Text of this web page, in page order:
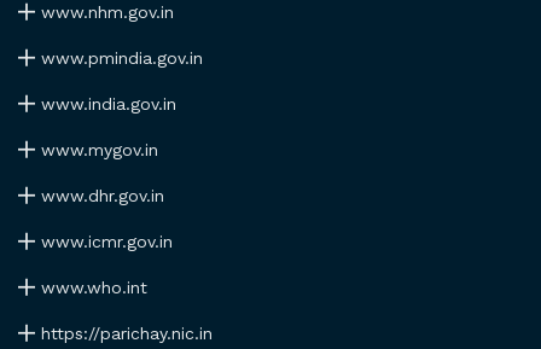
www.nhm.gov.in
www.pmindia.gov.in
www.india.gov.in
www.mygov.in
www.dhr.gov.in
www.icmr.gov.in
www.who.int
https://parichay.nic.in